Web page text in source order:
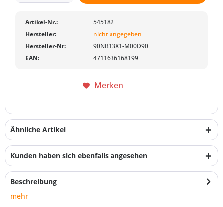
Artikel-Nr.:
545182
Hersteller:
nicht angegeben
Hersteller-Nr:
90NB13X1-M00D90
EAN:
4711636168199
Merken
Ähnliche Artikel
Kunden haben sich ebenfalls angesehen
Beschreibung
mehr